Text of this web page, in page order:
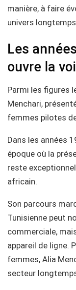
manière, à faire
univers
Les
ouvre la
Parmi les figures
Menchari,
femmes pilotes
Dans les années
époque où la
reste
africain.
Son parcours
Tunisienne peut
commerciale,
appareil de ligne.
femmes, Alia
secteur